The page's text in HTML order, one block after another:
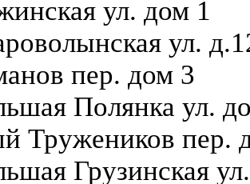
ул. дом 1
ул.
пер. дом 3
Полянка ул.
Тружеников пер.
Грузинская